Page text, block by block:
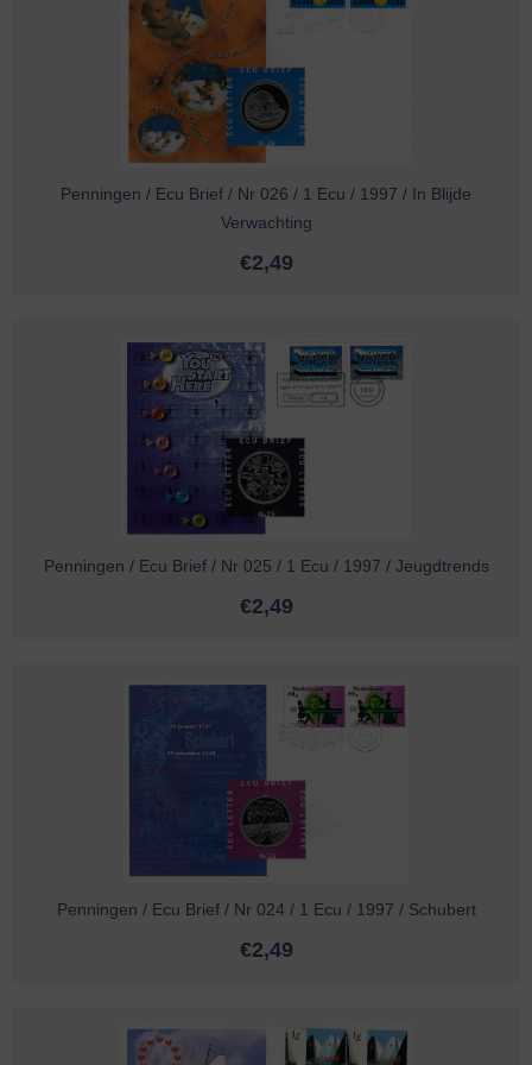
Penningen / Ecu Brief / Nr 026 / 1 Ecu / 1997 / In Blijde
Verwachting
€2,49
Penningen / Ecu Brief / Nr 025 / 1 Ecu / 1997 / Jeugdtrends
€2,49
Penningen / Ecu Brief / Nr 024 / 1 Ecu / 1997 / Schubert
€2,49